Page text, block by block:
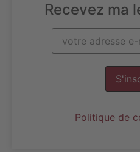
Recevez ma
Politique de